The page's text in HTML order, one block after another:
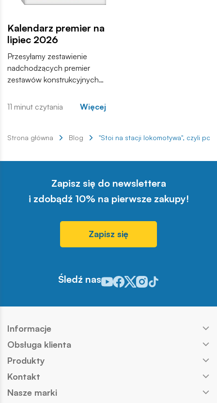
Kalendarz premier na
lipiec 2026
Przesyłamy zestawienie
nadchodzących premier
zestawów konstrukcyjnych
znajdują się zarówno
kontynuacje popularnych
modele, które trafią do
tygodniach. Zachęcamy do
materiałami produktowymi.
11 minut czytania Więcej
Strona główna Blog "Stoi na stacji lokomotywa", czyli
Zapisz się do newslettera
i zdobądź 10% na pierwsze zakupy!
Zapisz się
Śledź nasOdwiedź nasz profil w serwisie
Odwiedź nasz profil w serwisie
Odwiedź nasz profil w
Odwiedź nasz profil w
Odwiedź nasz profil
Informacje
Obsługa klienta
Produkty
Kontakt
Nasze marki